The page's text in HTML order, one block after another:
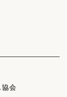
協会